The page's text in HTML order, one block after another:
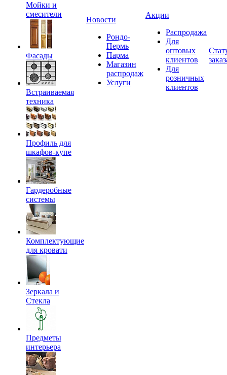
Мойки и
смесители
Фасады
Встраиваемая
техника
Профиль для
шкафов-купе
Гардеробные
системы
Комплектующие
для кровати
Зеркала и
Стекла
Предметы
интерьера
Новости
Рондо-
Пермь
Парма
Магазин
распродаж
Услуги
Акции
Распродажа
Для
оптовых
клиентов
Для
розничных
клиентов